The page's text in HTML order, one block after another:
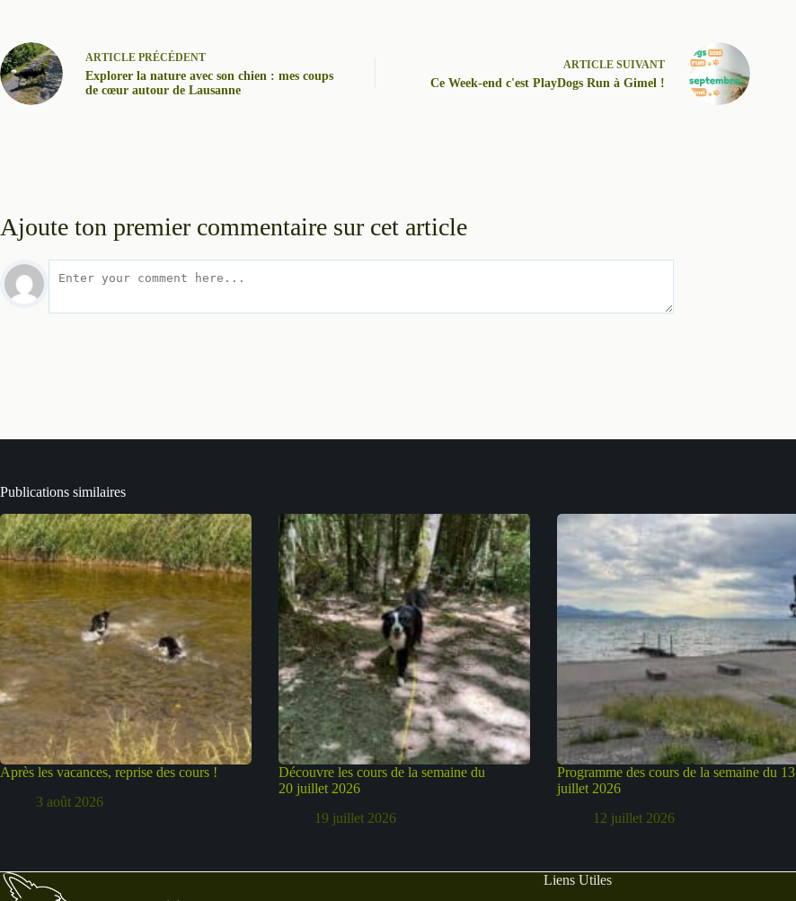
ARTICLE PRÉCÉDENT
Explorer la nature avec son chien : mes coups
de cœur autour de Lausanne
ARTICLESUIVANT
Ce Week-end c'est PlayDogs Run à Gimel !
Ajoute ton premier commentaire sur cet article
Publications similaires
Après les vacances, reprise des cours !
3 août 2026
Découvre les cours de la semaine du
20 juillet 2026
19 juillet 2026
Programme des cours de la semaine du 13
juillet 2026
12 juillet 2026
Liens Utiles